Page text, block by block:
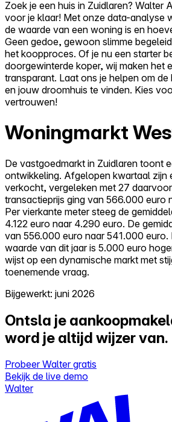
Zoek je een huis in Zuidlaren? Walter
voor je klaar! Met onze data-analyse
de waarde van een woning is en
Geen gedoe, gewoon slimme
het koopproces. Of je nu een starter
doorgewinterde koper, wij maken het
transparant. Laat ons je helpen om
en jouw droomhuis te vinden. Kies
vertrouwen!
Woningmarkt
De vastgoedmarkt in Zuidlaren toont
ontwikkeling. Afgelopen kwartaal zijn
verkocht, vergeleken met 27
transactieprijs ging van 566.000 euro
Per vierkante meter steeg de
4.122 euro naar 4.290 euro. De
van 556.000 euro naar 541.000 euro.
waarde van dit jaar is 5.000 euro
wijst op een dynamische markt met
toenemende vraag.
Bijgewerkt: juni 2026
Ontsla je
word je altijd wijzer van.
Probeer Walter gratis
Bekijk de live demo
Walter